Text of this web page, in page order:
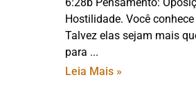
Hostilidade. Você
Talvez elas sejam mais
para
Leia Mais »